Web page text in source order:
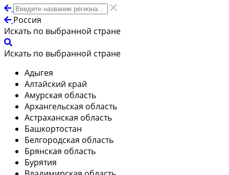
Россия
Искать по выбранной стране
Искать по выбранной стране
Адыгея
Алтайский край
Амурская область
Архангельская область
Астраханская область
Башкортостан
Белгородская область
Брянская область
Бурятия